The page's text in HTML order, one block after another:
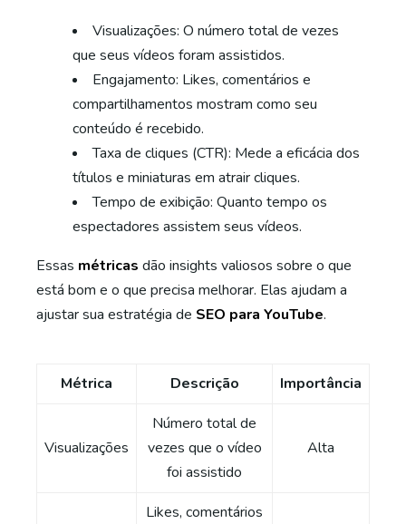
Visualizações: O número total de vezes
que seus vídeos foram assistidos.
Engajamento: Likes, comentários e
compartilhamentos mostram como seu
conteúdo é recebido.
Taxa de cliques (CTR): Mede a eficácia dos
títulos e miniaturas em atrair cliques.
Tempo de exibição: Quanto tempo os
espectadores assistem seus vídeos.
Essas métricas dão insights valiosos sobre o que
está bom e o que precisa melhorar. Elas ajudam a
ajustar sua estratégia de SEO para YouTube.
Métrica Descrição Importância
Visualizações
Número total de
vezes que o vídeo
foi assistido
Alta
Likes, comentários